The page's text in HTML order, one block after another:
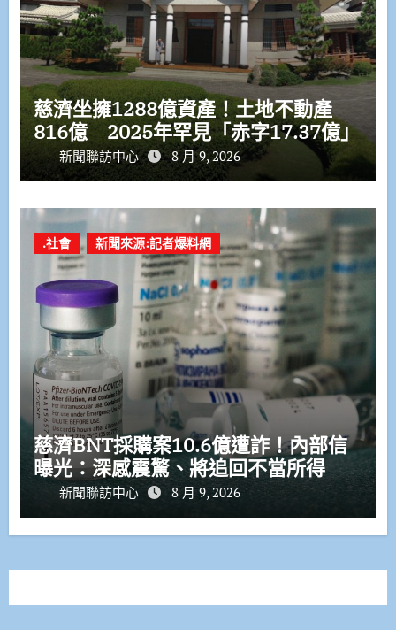
慈濟坐擁1288億資產！土地不動產
816億 2025年罕見「赤字17.37億」
新聞聯訪中心 8 月 9, 2026
.社會 新聞來源:記者爆料網
慈濟BNT採購案10.6億遭詐！內部信
曝光：深感震驚、將追回不當所得
新聞聯訪中心 8 月 9, 2026